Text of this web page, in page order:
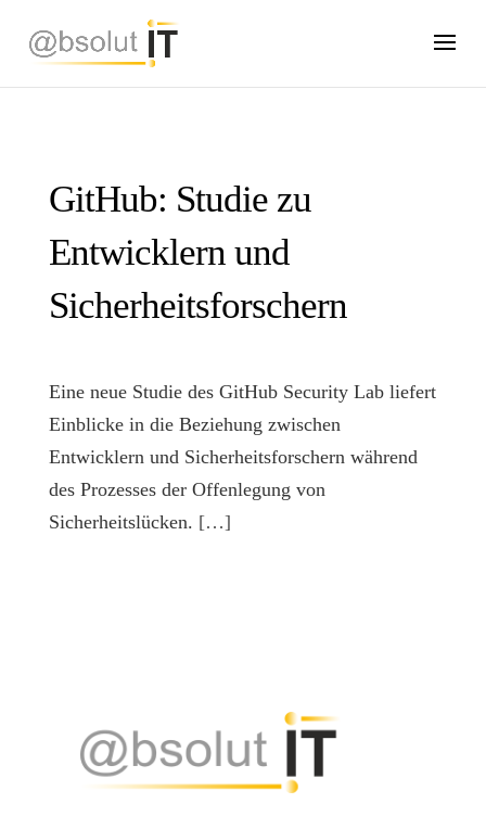
GitHub: Studie zu
Entwicklern und
Sicherheitsforschern
Eine neue Studie des GitHub Security Lab liefert
Einblicke in die Beziehung zwischen
Entwicklern und Sicherheitsforschern während
des Prozesses der Offenlegung von
Sicherheitslücken. […]